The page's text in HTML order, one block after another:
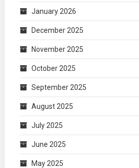
January 2026
December 2025
November 2025
October 2025
September 2025
August 2025
July 2025
June 2025
May 2025